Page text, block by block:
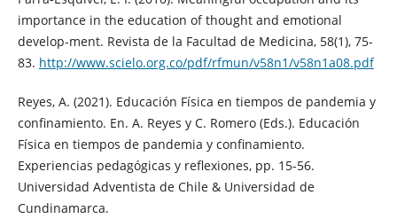
importance in the education of thought and emotional
develop-ment. Revista de la Facultad de Medicina, 58(1), 75-
83. http://www.scielo.org.co/pdf/rfmun/v58n1/v58n1a08.pdf
Reyes, A. (2021). Educación Física en tiempos de pandemia y
confinamiento. En. A. Reyes y C. Romero (Eds.). Educación
Física en tiempos de pandemia y confinamiento.
Experiencias pedagógicas y reflexiones, pp. 15-56.
Universidad Adventista de Chile & Universidad de
Cundinamarca.